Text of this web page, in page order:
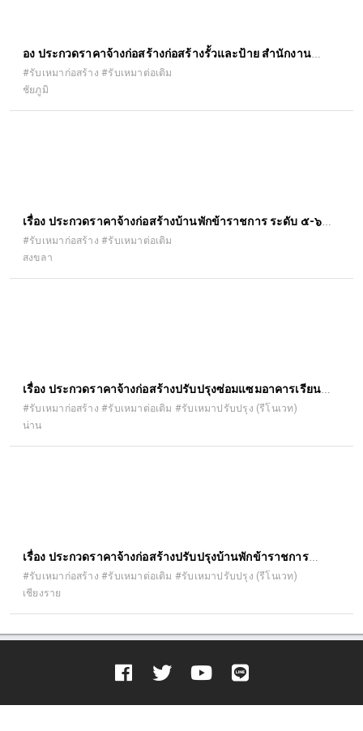
ื่อง ประกวดราคาจ้างก่อสร้างก่อสร้างรั้วและป้าย สำนักงาน
เกษตรอำเภอคอนสาร ตำบลคอนสาร อำเภอคอนสาร จังหวัด
ชัยภูมิ ๑ แห่ง ด้วยวิธีประกวดราคาอิเล็กทรอนิกส์ (e-bidding)
#รับเหมาก่อสร้าง #รับเหมาต่อเติม
ชัยภูมิ
เรื่อง ประกวดราคาจ้างก่อสร้างบ้านพักข้าราชการ ระดับ ๕-๖
โครงการส่งน้ำและบำรุงรักษาระโนดกระแสสินธุ์ ตำบลบ้านขาว
อำเภอระโนด จังหวัดสงขลา ด้วยวิธีประกวดราคาอิเล็กทรอนิกส์
(e-bidding)
#รับเหมาก่อสร้าง #รับเหมาต่อเติม
สงขลา
เรื่อง ประกวดราคาจ้างก่อสร้างปรับปรุงซ่อมแซมอาคารเรียน
อาคารประกอบ และสิ่งก่อสร้างอื่น ด้วยวิธีประกวดราคา
อิเล็กทรอนิกส์ (e-bidding)
#รับเหมาก่อสร้าง #รับเหมาต่อเติม #รับเหมาปรับปรุง (รีโนเวท)
น่าน
เรื่อง ประกวดราคาจ้างก่อสร้างปรับปรุงบ้านพักข้าราชการ
สำนักงานอัยการจังหวัดเชียงราย ด้วยวิธีประกวดราคา
อิเล็กทรอนิกส์ (e-bidding)
#รับเหมาก่อสร้าง #รับเหมาต่อเติม #รับเหมาปรับปรุง (รีโนเวท)
เชียงราย